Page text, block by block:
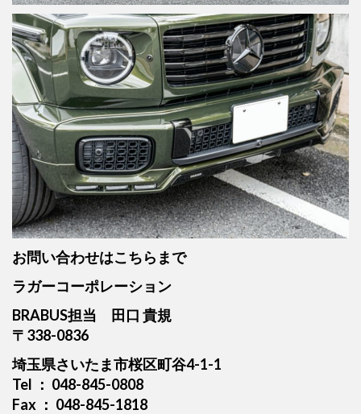
お問い合わせはこちらまで
ラガーコーポレーション
BRABUS担当 田口 貴規
〒338-0836
埼玉県さいたま市桜区町谷4-1-1
Tel ： 048-845-0808
Fax ： 048-845-1818